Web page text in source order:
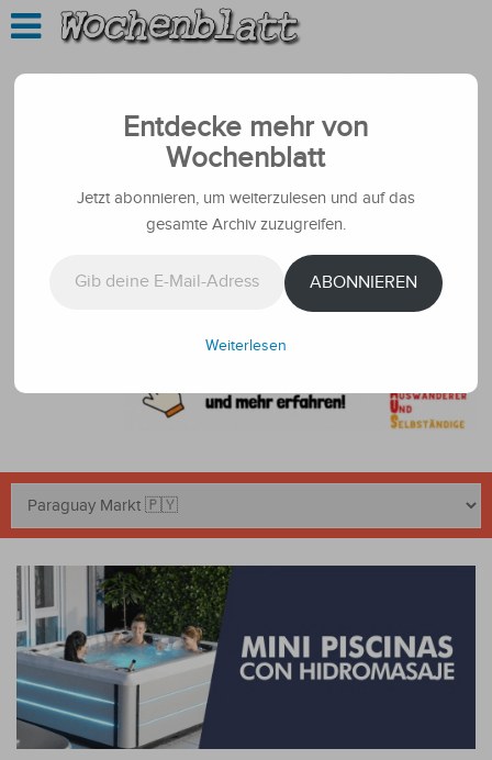
Entdecke mehr von
Wochenblatt
Jetzt abonnieren, um weiterzulesen und auf das
gesamte Archiv zuzugreifen.
ABONNIEREN
Weiterlesen